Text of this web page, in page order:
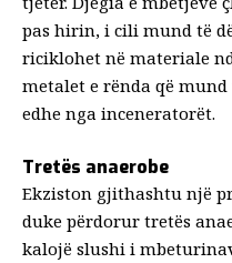
pas hirin, i cili mund të
riciklohet në materiale
metalet e rënda që
edhe nga inceneratorët.
Tretës anaerobe
Ekziston gjithashtu një
duke përdorur tretës
kalojë slushi i